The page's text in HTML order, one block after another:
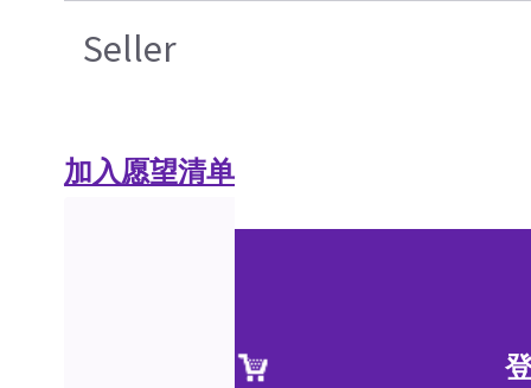
Seller
加入愿望清单